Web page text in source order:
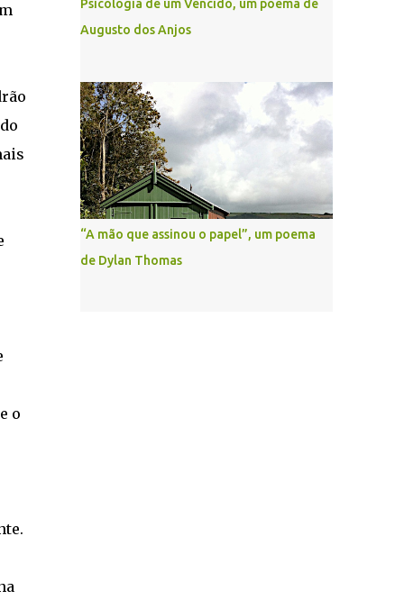
o
Psicologia de um Vencido, um poema de
Augusto dos Anjos
“A mão que assinou o papel”, um poema
de Dylan Thomas